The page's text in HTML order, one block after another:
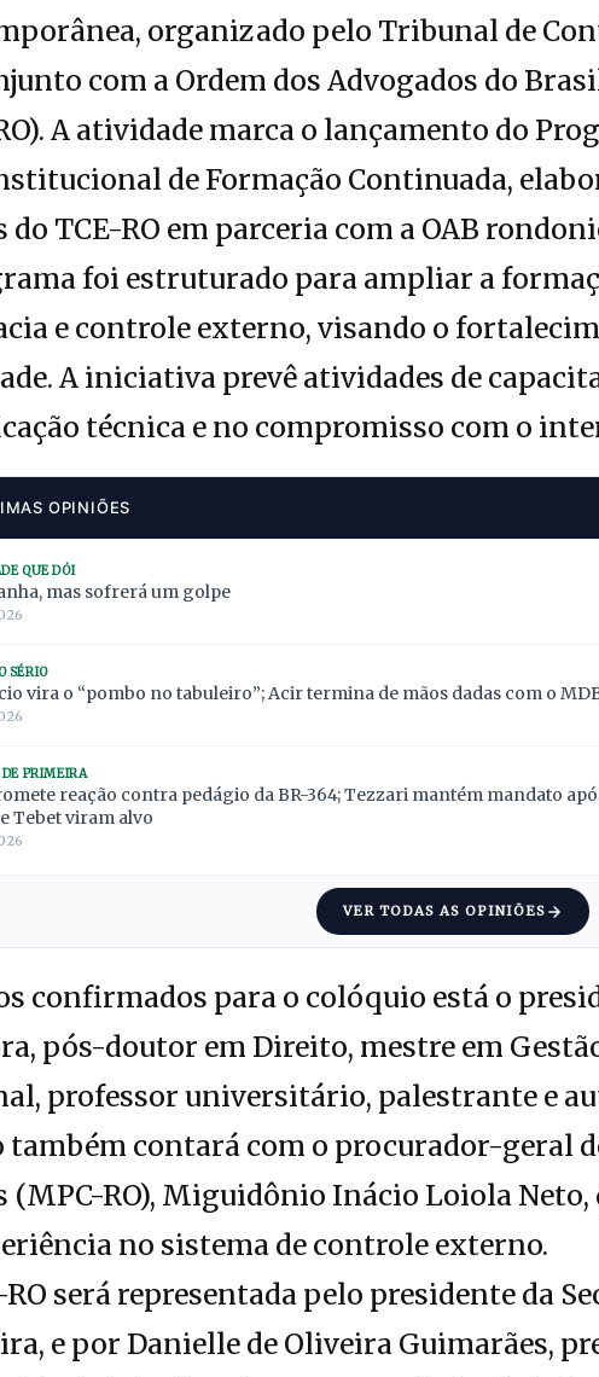
organizado pelo Tribunal de
com a Ordem dos Advogados do
A atividade marca o lançamento do
de Formação Continuada,
do TCE-RO em parceria com a OAB
foi estruturado para ampliar a
e controle externo, visando o
A iniciativa prevê atividades de
técnica e no compromisso com o
OPINIÕES
QUE DÓI
mas sofrerá um golpe
SÉRIO
vira o “pombo no tabuleiro”; Acir termina de mãos dadas com o
PRIMEIRA
reação contra pedágio da BR-364; Tezzari mantém mandato
Tebet viram alvo
VER TODAS AS OPINIÕES
confirmados para o colóquio está o
pós-doutor em Direito, mestre em
professor universitário, palestrante e
também contará com o procurador-geral
(MPC-RO), Miguidônio Inácio Loiola Neto,
no sistema de controle externo.
RO será representada pelo presidente da
e por Danielle de Oliveira Guimarães,